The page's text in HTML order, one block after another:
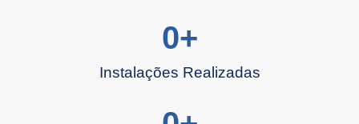
Instalações Realizadas
0+